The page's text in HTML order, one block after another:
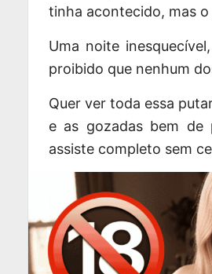
tinha acontecido, mas
Uma noite
proibido que nenhum
Quer ver toda essa
e as gozadas bem
assiste completo sem